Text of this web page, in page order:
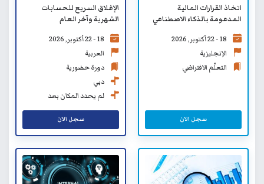
اتخاذ القرارات المالية
المدعومة بالذكاء الاصطناعي
18 - 22 أكتوبر, 2026
الإنجليزية
التعلّم الافتراضي
سجل الان
الإغلاق السريع للحسابات
الشهرية وآخر العام
18 - 22 أكتوبر, 2026
العربية
دورة حضورية
دبي
لم يحدد المكان بعد
سجل الان